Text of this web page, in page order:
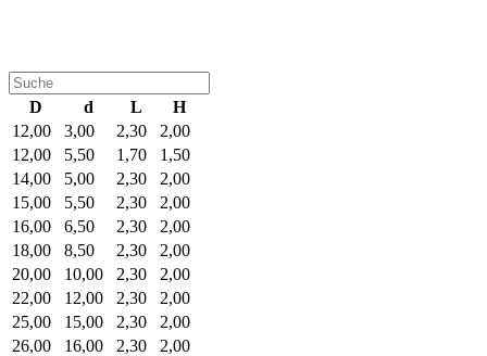
D d L
H
12,00
3,00 2,30
2,00
12,00
5,50 1,70
1,50
14,00
5,00 2,30
2,00
15,00
5,50 2,30
2,00
16,00
6,50 2,30
2,00
18,00
8,50 2,30
2,00
20,00
10,00 2,30
2,00
22,00
12,00 2,30
2,00
25,00
15,00 2,30
2,00
26,00
16,00 2,30
2,00